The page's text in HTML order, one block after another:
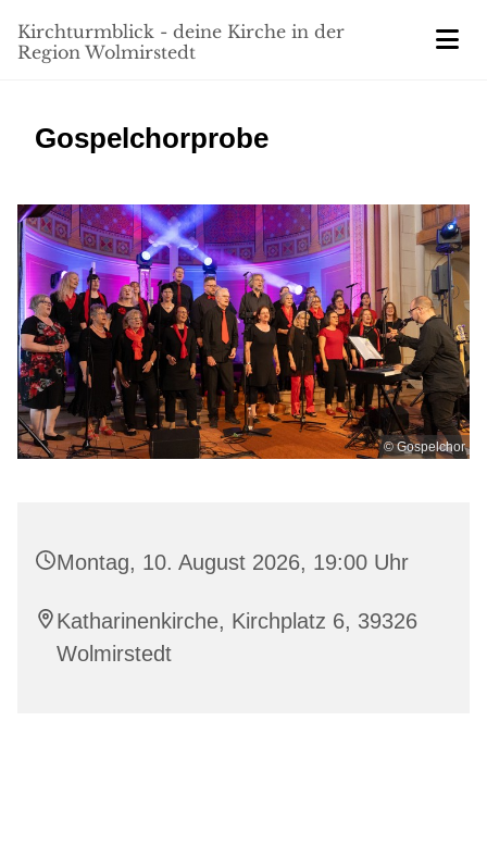
Kirchturmblick - deine Kirche in der
Region Wolmirstedt
Gospelchorprobe
© Gospelchor
Montag, 10. August 2026, 19:00 Uhr
Katharinenkirche, Kirchplatz 6, 39326
Wolmirstedt